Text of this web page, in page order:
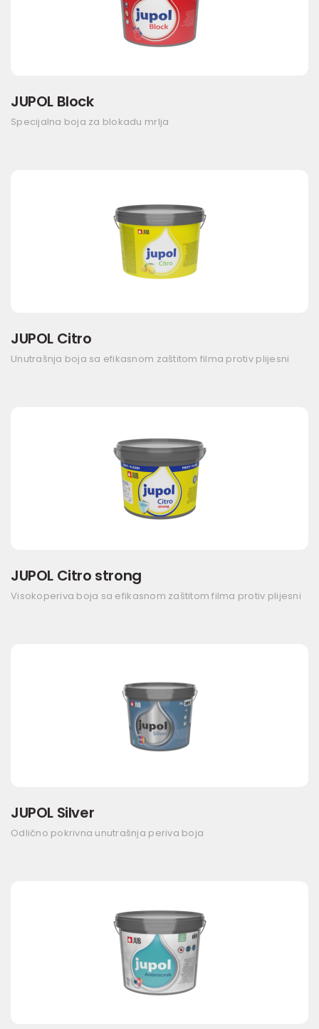
JUPOL Block
Specijalna boja za blokadu mrlja
JUPOL Citro
Unutrašnja boja sa efikasnom zaštitom filma protiv plijesni
JUPOL Citro strong
Visokoperiva boja sa efikasnom zaštitom filma protiv plijesni
JUPOL Silver
Odlično pokrivna unutrašnja periva boja